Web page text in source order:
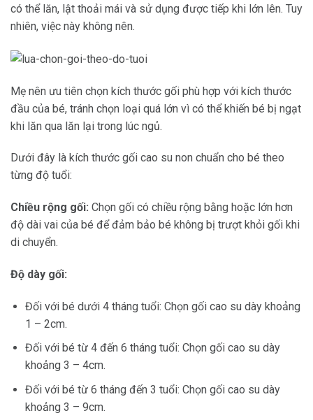
có thể lăn, lật thoải mái và sử dụng được tiếp khi lớn lên. Tuy
nhiên, việc này không nên.
Mẹ nên ưu tiên chọn kích thước gối phù hợp với kích thước
đầu của bé, tránh chọn loại quá lớn vì có thể khiến bé bị ngạt
khi lăn qua lăn lại trong lúc ngủ.
Dưới đây là kích thước gối cao su non chuẩn cho bé theo
từng độ tuổi:
Chiều rộng gối: Chọn gối có chiều rộng bằng hoặc lớn hơn
độ dài vai của bé để đảm bảo bé không bị trượt khỏi gối khi
di chuyển.
Độ dày gối:
Đối với bé dưới 4 tháng tuổi: Chọn gối cao su dày khoảng
1 – 2cm.
Đối với bé từ 4 đến 6 tháng tuổi: Chọn gối cao su dày
khoảng 3 – 4cm.
Đối với bé từ 6 tháng đến 3 tuổi: Chọn gối cao su dày
khoảng 3 – 9cm.